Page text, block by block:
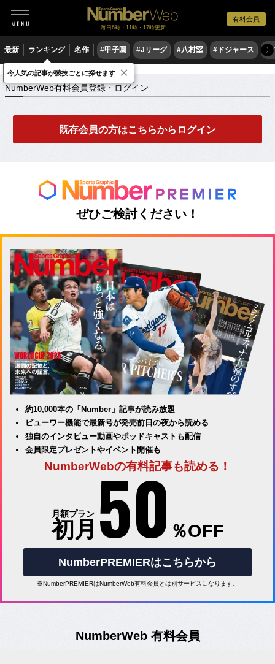
有料会員
毎日6時・11時・17時更新
最新 ランキング 名作 #甲子園 #Jリーグ #八村塁 #ドジャース #
〉
NumberWeb有料会員登録・ログイン
NumberWeb有料会員登録・ログイン
既存会員の方はこちらからログイン
ぜひご検討ください！
約10,000本の「Number」記事が読み放題
ビューワー機能で最新号が発売前日の夜から読める
独自のインタビュー動画やポッドキャストも配信
会員限定プレゼントやイベント開催も
NumberWebの有料記事も読める！
月額プラン
初月 50 ％OFF
NumberPREMIERはこちらから
※NumberPREMIERはNumberWeb有料会員とは別サービスになります。
NumberWeb 有料会員
今人気の記事が競技ごとに探せます ×